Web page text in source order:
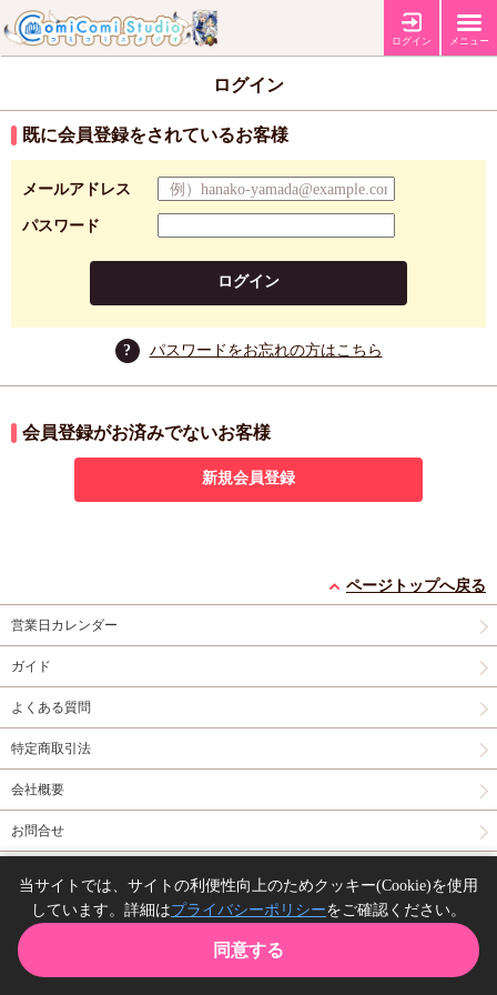
ログイン メニュー
ログイン
既に会員登録をされているお客様
メールアドレス
パスワード
ログイン
? パスワードをお忘れの方はこちら
会員登録がお済みでないお客様
新規会員登録
ページトップへ戻る
営業日カレンダー
ガイド
よくある質問
特定商取引法
会社概要
お問合せ
Copyright(C) comicomi studio. All right reserved.
当サイトでは、サイトの利便性向上のためクッキー(Cookie)を使用
しています。詳細はプライバシーポリシーをご確認ください。
同意する